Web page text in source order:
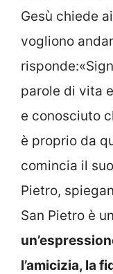
Gesù chiede
vogliono
parole di vita
e conosciuto
è proprio da
comincia il
Pietro,
San Pietro è
l’amicizia, la